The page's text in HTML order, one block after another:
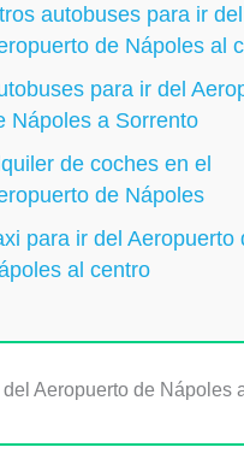
autobuses para ir del
de Nápoles al
para ir del
Nápoles a Sorrento
de coches en el
de Nápoles
para ir del Aeropuerto
al centro
Aeropuerto de Nápoles